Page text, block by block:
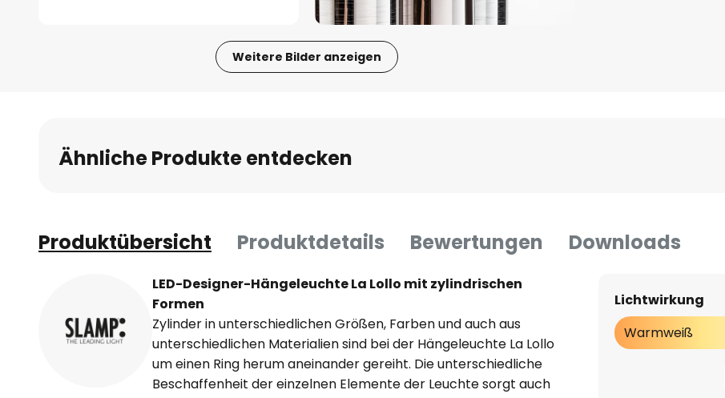
Weitere Bilder anzeigen
Bildgalerie
springen
Ähnliche Produkte entdecken
Produktübersicht Produktdetails Bewertungen Downloads
LED-Designer-Hängeleuchte La Lollo mit zylindrischen
Formen
Zylinder in unterschiedlichen Größen, Farben und auch aus
unterschiedlichen Materialien sind bei der Hängeleuchte La Lollo
um einen Ring herum aneinander gereiht. Die unterschiedliche
Beschaffenheit der einzelnen Elemente der Leuchte sorgt auch
Lichtwirkung
Warmweiß